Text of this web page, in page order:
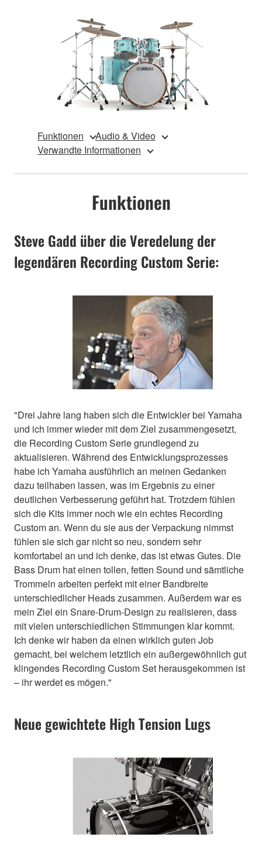
Funktionen
Audio & Video
Verwandte Informationen
Funktionen
Steve Gadd über die Veredelung der
legendären Recording Custom Serie:
"Drei Jahre lang haben sich die Entwickler bei Yamaha
und ich immer wieder mit dem Ziel zusammengesetzt,
die Recording Custom Serie grundlegend zu
aktualisieren. Während des Entwicklungsprozesses
habe ich Yamaha ausführlich an meinen Gedanken
dazu teilhaben lassen, was im Ergebnis zu einer
deutlichen Verbesserung geführt hat. Trotzdem fühlen
sich die Kits immer noch wie ein echtes Recording
Custom an. Wenn du sie aus der Verpackung nimmst
fühlen sie sich gar nicht so neu, sondern sehr
komfortabel an und ich denke, das ist etwas Gutes. Die
Bass Drum hat einen tollen, fetten Sound und sämtliche
Trommeln arbeiten perfekt mit einer Bandbreite
unterschiedlicher Heads zusammen. Außerdem war es
mein Ziel ein Snare-Drum-Design zu realisieren, dass
mit vielen unterschiedlichen Stimmungen klar kommt.
Ich denke wir haben da einen wirklich guten Job
gemacht, bei welchem letztlich ein außergewöhnlich gut
klingendes Recording Custom Set herausgekommen ist
– ihr werdet es mögen."
Neue gewichtete High Tension Lugs